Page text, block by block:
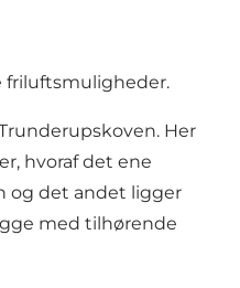
friluftsmuligheder.
Her
hvoraf det ene
og det andet ligger
med tilhørende